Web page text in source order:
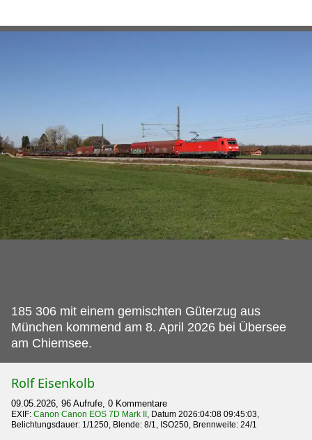
185 306 mit einem gemischten Güterzug aus
München kommend am 8. April 2026 bei Übersee
am Chiemsee.
Rolf Eisenkolb
09.05.2026, 96 Aufrufe, 0 Kommentare
EXIF: Canon Canon EOS 7D Mark II, Datum 2026:04:08 09:45:03,
Belichtungsdauer: 1/1250, Blende: 8/1, ISO250, Brennweite: 24/1